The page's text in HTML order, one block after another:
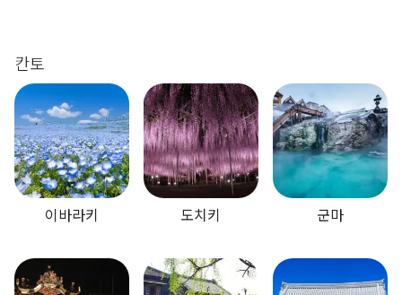
칸토
이바라키 도치키 군마